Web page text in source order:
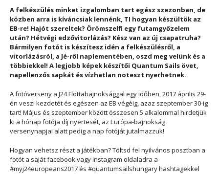
A felkészülés minket izgalomban tart egész szezonban, de
közben arra is kíváncsiak lennénk, TI hogyan készültök az
EB-re! Hajót szereltek? Örömszelfi egy futamgyőzelem
után? Hétvégi edzővitorlázás? Kész van az új csapatruha?
Bármilyen fotót is készítesz idén a felkészülésről, a
vitorlázásról, a Jé-ről naplementében, oszd meg velünk és a
többiekkel! A legjobb képek készítői Quantum Sails övet,
napellenzős sapkát és vízhatlan noteszt nyerhetnek.
A fotóverseny a J24 Flottabajnoksággal egy időben, 2017 április 29-
én veszi kezdetét és egészen az EB végéig, azaz szeptember 30-ig
tart! Május és szeptember között összesen 5 alkalommal hirdetjük
ki a hónap fotója díj nyertesét, az Európa-bajnokság
versenynapjai alatt pedig a nap fotóját jutalmazzuk!
Hogyan vehetsz részt a játékban? Töltsd fel nyilvános posztban a
fotót a saját facebook vagy instagram oldaladra a
#myj24europeans2017 és #quantumsailshungary hashtagekkel